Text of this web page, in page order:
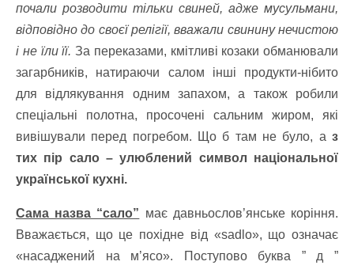
почали розводити тільки свиней, адже мусульмани,
відповідно до своєї релігії, вважали свинину нечистою
і не їли її. За переказами, кмітливі козаки обманювали
загарбників, натираючи салом інші продукти-нібито
для відлякування одним запахом, а також робили
спеціальні полотна, просочені сальним жиром, які
вивішували перед погребом. Що б там не було, а з
тих пір сало – улюблений символ національної
української кухні.
Сама назва “сало” має давньослов’янське коріння.
Вважається, що це похідне від «sadlo», що означає
«насаджений на м’ясо». Поступово буква ” д ”